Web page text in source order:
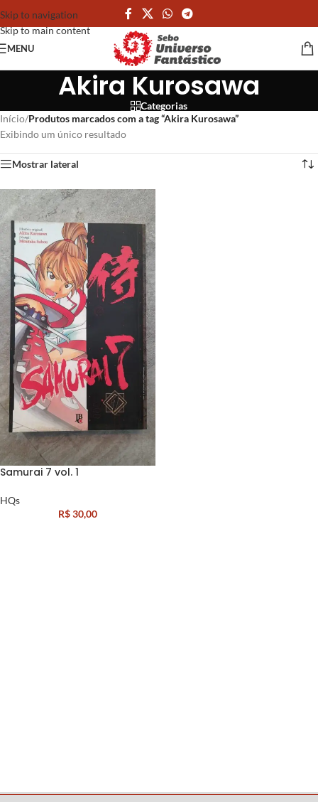
Skip to navigation
Skip to main content
MENU
Akira Kurosawa
Categorias
Início/Produtos marcados com a tag “Akira Kurosawa”
Exibindo um único resultado
Mostrar lateral
Samurai 7 vol. 1
HQs
R$30,00